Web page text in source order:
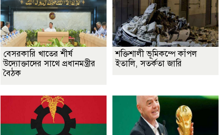
বেসরকারি খাতের শীর্ষ
উদ্যোক্তাদের সাথে প্রধানমন্ত্রীর
বৈঠক
শক্তিশালী ভূমিকম্পে কাঁপল
ইতালি, সতর্কতা জারি